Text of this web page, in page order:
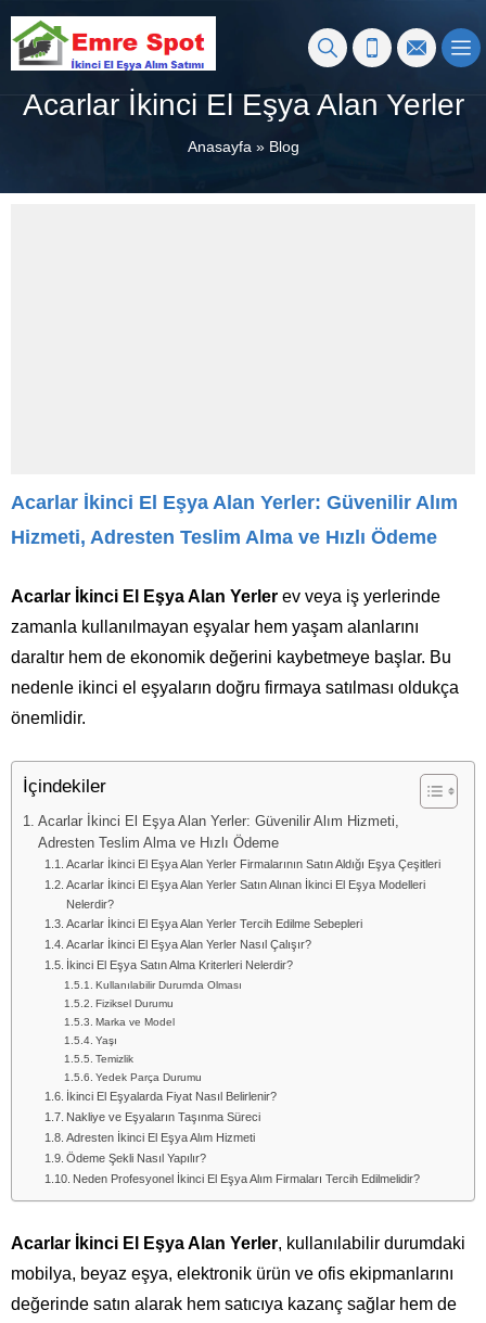
Acarlar İkinci El Eşya Alan Yerler
Anasayfa » Blog
Acarlar İkinci El Eşya Alan Yerler: Güvenilir Alım
Hizmeti, Adresten Teslim Alma ve Hızlı Ödeme
Acarlar İkinci El Eşya Alan Yerler ev veya iş yerlerinde
zamanla kullanılmayan eşyalar hem yaşam alanlarını
daraltır hem de ekonomik değerini kaybetmeye başlar. Bu
nedenle ikinci el eşyaların doğru firmaya satılması oldukça
önemlidir.
İçindekiler
Acarlar İkinci El Eşya Alan Yerler: Güvenilir Alım Hizmeti,
Adresten Teslim Alma ve Hızlı Ödeme
Acarlar İkinci El Eşya Alan Yerler Firmalarının Satın Aldığı Eşya Çeşitleri
Acarlar İkinci El Eşya Alan Yerler Satın Alınan İkinci El Eşya Modelleri
Nelerdir?
Acarlar İkinci El Eşya Alan Yerler Tercih Edilme Sebepleri
Acarlar İkinci El Eşya Alan Yerler Nasıl Çalışır?
İkinci El Eşya Satın Alma Kriterleri Nelerdir?
Kullanılabilir Durumda Olması
Fiziksel Durumu
Marka ve Model
Yaşı
Temizlik
Yedek Parça Durumu
İkinci El Eşyalarda Fiyat Nasıl Belirlenir?
Nakliye ve Eşyaların Taşınma Süreci
Adresten İkinci El Eşya Alım Hizmeti
Ödeme Şekli Nasıl Yapılır?
Neden Profesyonel İkinci El Eşya Alım Firmaları Tercih Edilmelidir?
Acarlar İkinci El Eşya Alan Yerler, kullanılabilir durumdaki
mobilya, beyaz eşya, elektronik ürün ve ofis ekipmanlarını
değerinde satın alarak hem satıcıya kazanç sağlar hem de